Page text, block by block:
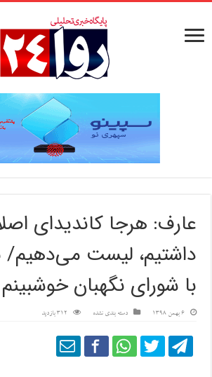
عارف: هرجا کاندیدای
داشتیم، لیست می‌دهیم/
با شورای نگهبان خوشبینم
6 بهمن 1398 دسته بندی نشده 312 بازدید